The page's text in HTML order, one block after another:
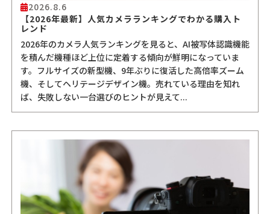
2026.8.6
【2026年最新】人気カメラランキングでわかる購入ト
レンド
2026年のカメラ人気ランキングを見ると、AI被写体認識機能
を積んだ機種ほど上位に定着する傾向が鮮明になっていま
す。フルサイズの新型機、9年ぶりに復活した高倍率ズーム
機、そしてヘリテージデザイン機。売れている理由を知れ
ば、失敗しない一台選びのヒントが見えて...